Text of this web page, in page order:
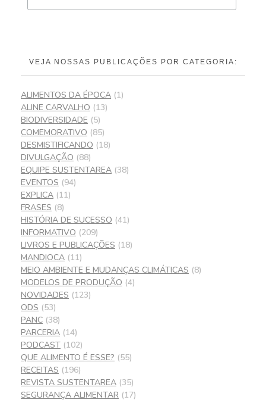
VEJA NOSSAS PUBLICAÇÕES POR CATEGORIA:
ALIMENTOS DA ÉPOCA (1)
ALINE CARVALHO (13)
BIODIVERSIDADE (5)
COMEMORATIVO (85)
DESMISTIFICANDO (18)
DIVULGAÇÃO (88)
EQUIPE SUSTENTAREA (38)
EVENTOS (94)
EXPLICA (11)
FRASES (8)
HISTÓRIA DE SUCESSO (41)
INFORMATIVO (209)
LIVROS E PUBLICAÇÕES (18)
MANDIOCA (11)
MEIO AMBIENTE E MUDANÇAS CLIMÁTICAS (8)
MODELOS DE PRODUÇÃO (4)
NOVIDADES (123)
ODS (53)
PANC (38)
PARCERIA (14)
PODCAST (102)
QUE ALIMENTO É ESSE? (55)
RECEITAS (196)
REVISTA SUSTENTAREA (35)
SEGURANÇA ALIMENTAR (17)